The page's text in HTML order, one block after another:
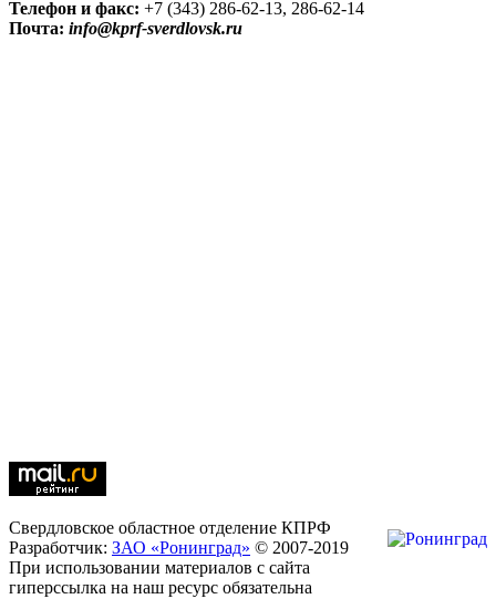
Телефон и факс: +7 (343) 286-62-13, 286-62-14
Почта: info@kprf-sverdlovsk.ru
Свердловское областное отделение КПРФ
Разработчик: ЗАО «Ронинград» © 2007-2019
При использовании материалов с сайта
гиперссылка на наш ресурс обязательна